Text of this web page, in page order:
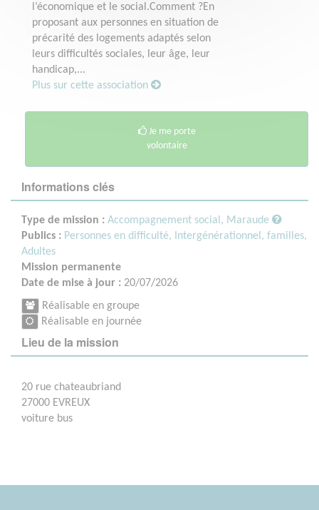
l’économique et le social.Comment ?En
proposant aux personnes en situation de
précarité des logements adaptés selon
leurs difficultés sociales, leur âge, leur
handicap,...
Plus sur cette association
Je me porte
volontaire
Informations clés
Type de mission : Accompagnement social, Maraude
Publics : Personnes en difficulté,
Intergénérationnel, familles,
Adultes
Mission permanente
Date de mise à jour : 20/07/2026
Réalisable en groupe
Réalisable en journée
Lieu de la mission
20 rue chateaubriand
27000 EVREUX
voiture bus